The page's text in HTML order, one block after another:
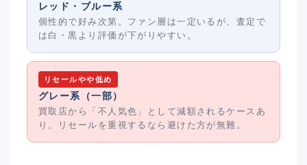
レッド・ブルー系
個性的で好み次第。ファン層は一定いるが、査定で
は白・黒より評価が下がりやすい。
リセールやや低め
グレー系（一部）
買取店から「不人気色」として減額されるケースあ
り。リセールを重視するなら避けた方が無難。